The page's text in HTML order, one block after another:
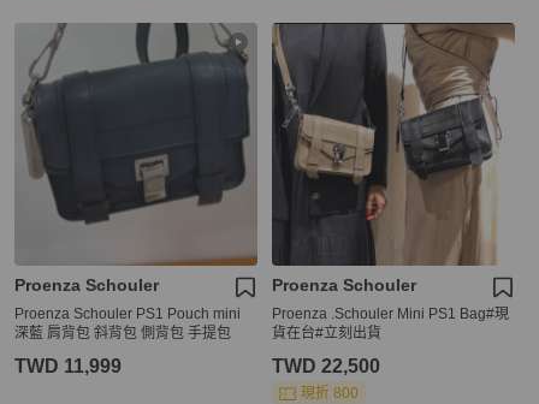
Proenza Schouler
Proenza Schouler PS1 Pouch mini
深藍 肩背包 斜背包 側背包 手提包
TWD 11,999
Proenza Schouler
Proenza .Schouler Mini PS1 Bag#現
貨在台#立刻出貨
TWD 22,500
現折 800